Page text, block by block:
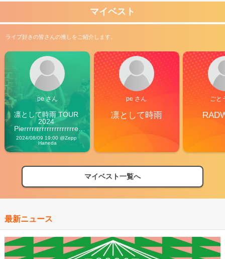
マイベスト
ライブ好きの皆さんの推しをご紹介します。
pe さん
凛として時雨 TOUR
2024
Pierrrrrrrrrrrrrrrrrrrre
Vibes
2024/08/09 19:00 @Zepp
Haneda
pe さん
凛として時雨
ごと
マイベスト一覧へ
最新ニュース